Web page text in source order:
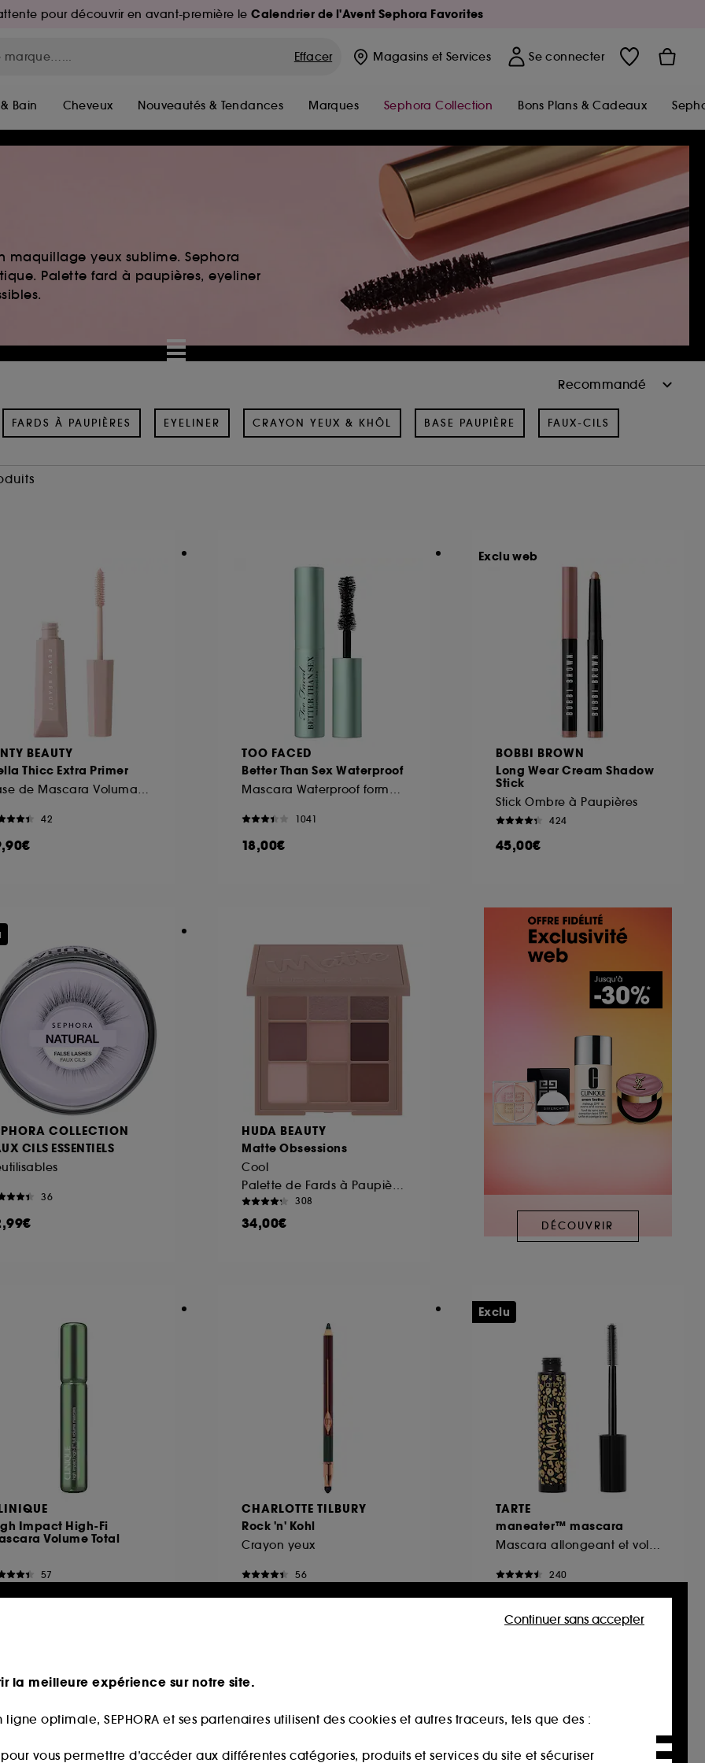
pour découvrir en avant-première leCalendrier de l'Avent Sephora Favorites
Effacer Magasins et Services Se connecter
Bain Cheveux Nouveautés & Tendances Marques Sephora Collection Bons Plans & Cadeaux
maquillage yeux sublime. Sephora
Palette fard à paupières, eyeliner
FARDS À PAUPIÈRES EYELINER CRAYON YEUX & KHÔL BASE PAUPIÈRE FAUX-CILS
BEAUTY
Thicc Extra Primer
42
TOO FACED
Better Than Sex Waterproof
1041
18,00€
BOBBI BROWN
Long Wear Cream Shadow
Stick
Stick Ombre à Paupières
424
45,00€
Exclu web
COLLECTION
CILS ESSENTIELS
36
HUDA BEAUTY
Matte Obsessions
Cool
308
34,00€ DÉCOUVRIR
Impact High-Fi
Volume Total
57
CHARLOTTE TILBURY
Rock 'n' Kohl
Crayon yeux
56
36,00€
TARTE
maneater™ mascara
240
31,00€
Exclu
Nouveauté
la meilleure expérience sur notre site.
optimale, SEPHORA et ses partenaires utilisent des cookies et autres traceurs, tels que des :
pour vous permettre d’accéder aux différentes catégories, produits et services du site et sécuriser
Continuer sans accepter